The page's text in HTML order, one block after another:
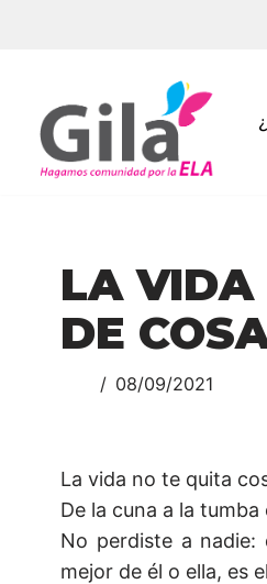
contenido
LA VIDA
DE
08/09/2021
La vida no te quita
De la cuna a la
No perdiste a nadie:
mejor de él o ella, es